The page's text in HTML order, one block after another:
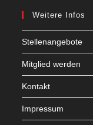
Weitere Infos
Stellenangebote
Mitglied werden
Kontakt
Impressum